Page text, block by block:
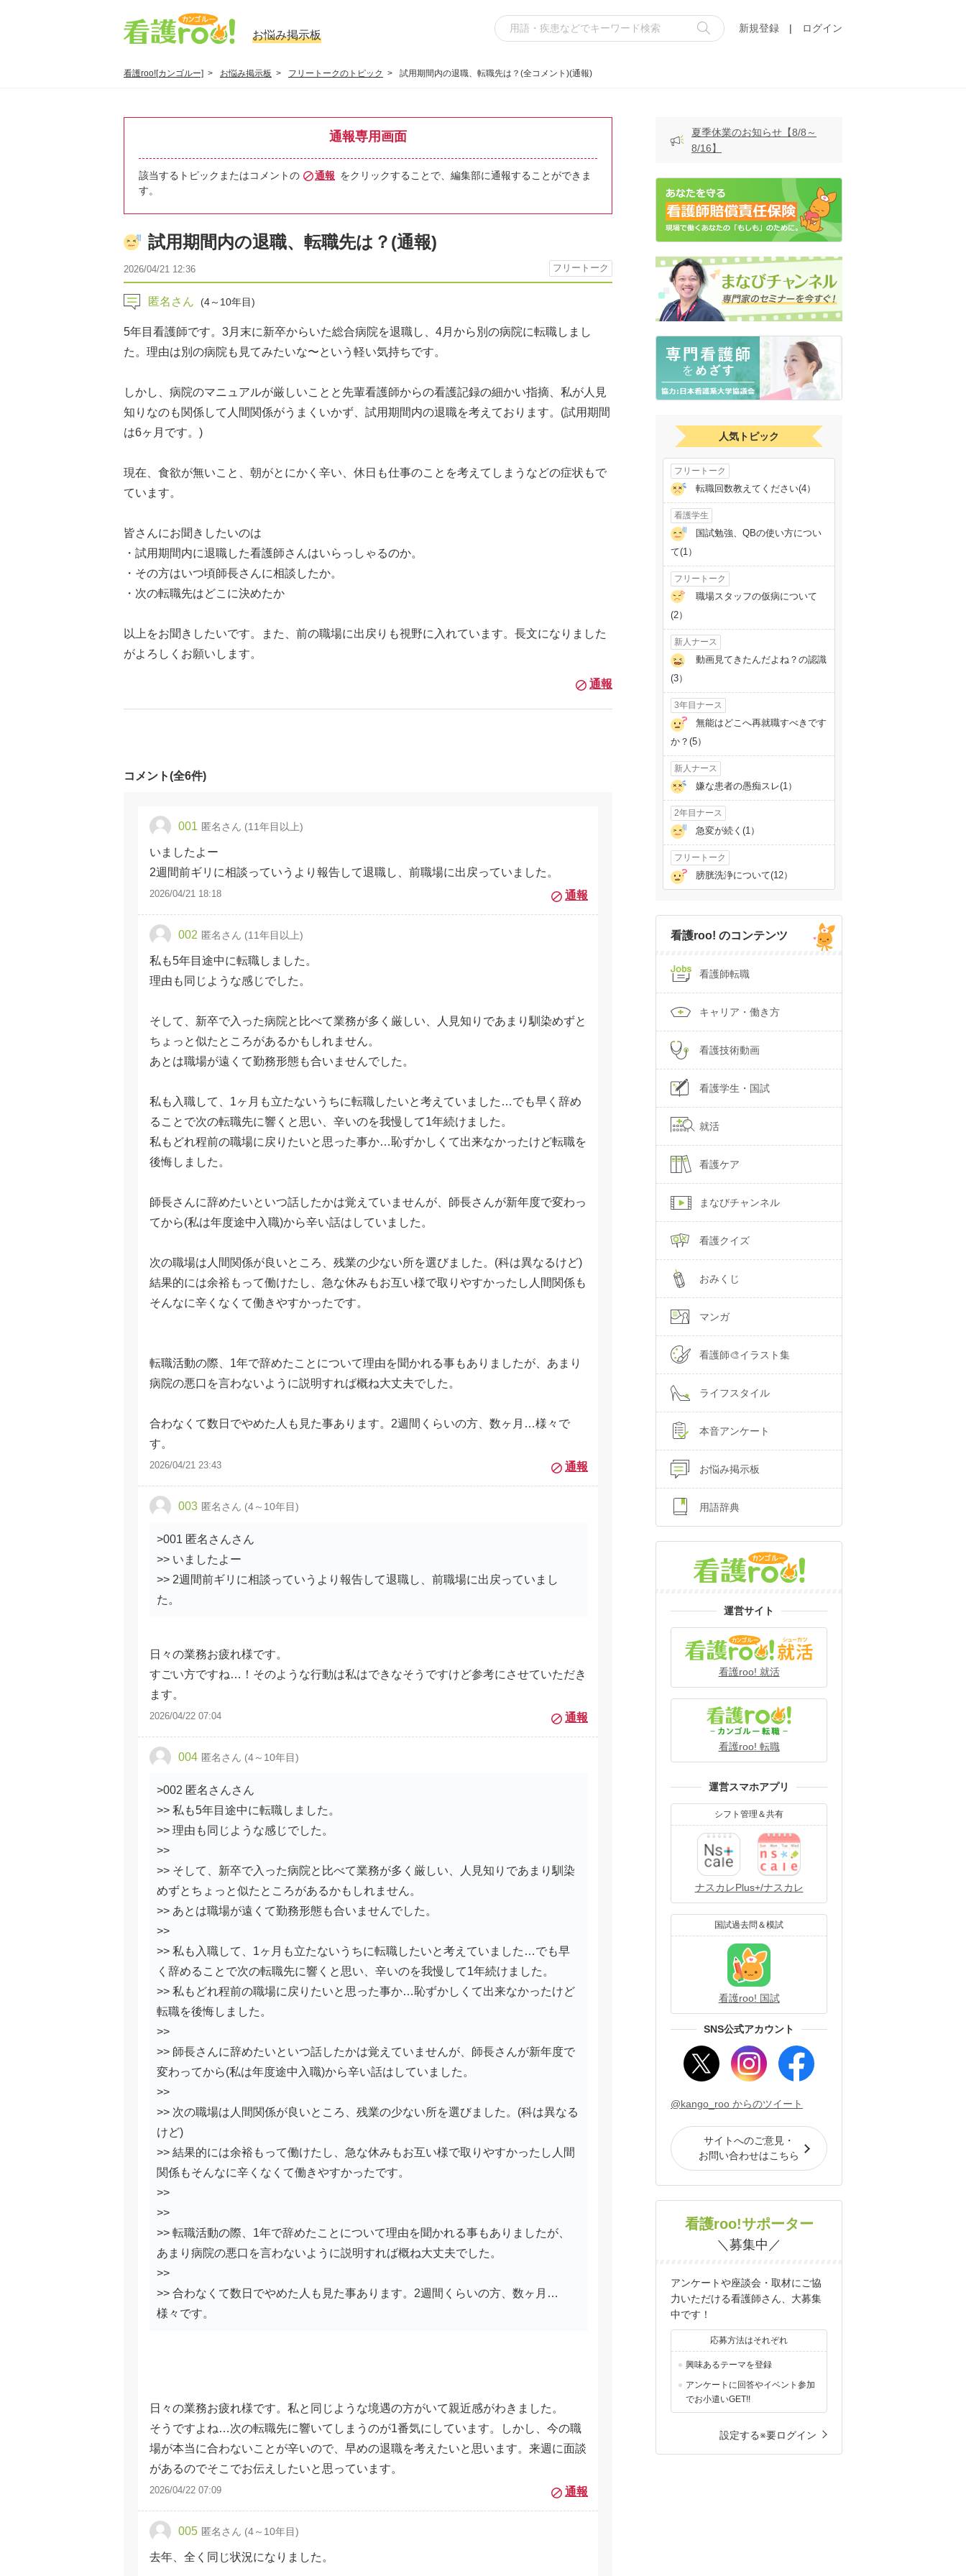
お悩み掲示板
新規登録 | ログイン
看護roo![カンゴルー] お悩み掲示板 フリートークのトピック 試用期間内の退職、転職先は？(全コメント)(通報)
通報専用画面
該当するトピックまたはコメントの 通報 をクリックすることで、編集部に通報することができま
す。
試用期間内の退職、転職先は？(通報)
2026/04/21 12:36 フリートーク
匿名さん (4～10年目)
5年目看護師です。3月末に新卒からいた総合病院を退職し、4月から別の病院に転職しまし
た。理由は別の病院も見てみたいな〜という軽い気持ちです。
しかし、病院のマニュアルが厳しいことと先輩看護師からの看護記録の細かい指摘、私が人見
知りなのも関係して人間関係がうまくいかず、試用期間内の退職を考えております。(試用期間
は6ヶ月です。)
現在、食欲が無いこと、朝がとにかく辛い、休日も仕事のことを考えてしまうなどの症状もで
ています。
皆さんにお聞きしたいのは
・試用期間内に退職した看護師さんはいらっしゃるのか。
・その方はいつ頃師長さんに相談したか。
・次の転職先はどこに決めたか
以上をお聞きしたいです。また、前の職場に出戻りも視野に入れています。長文になりました
がよろしくお願いします。
通報
コメント(全6件)
001 匿名さん (11年目以上)
いましたよー
2週間前ギリに相談っていうより報告して退職し、前職場に出戻っていました。
2026/04/21 18:18 通報
002 匿名さん (11年目以上)
私も5年目途中に転職しました。
理由も同じような感じでした。
そして、新卒で入った病院と比べて業務が多く厳しい、人見知りであまり馴染めずと
ちょっと似たところがあるかもしれません。
あとは職場が遠くて勤務形態も合いませんでした。
私も入職して、1ヶ月も立たないうちに転職したいと考えていました…でも早く辞め
ることで次の転職先に響くと思い、辛いのを我慢して1年続けました。
私もどれ程前の職場に戻りたいと思った事か…恥ずかしくて出来なかったけど転職を
後悔しました。
師長さんに辞めたいといつ話したかは覚えていませんが、師長さんが新年度で変わっ
てから(私は年度途中入職)から辛い話はしていました。
次の職場は人間関係が良いところ、残業の少ない所を選びました。(科は異なるけど)
結果的には余裕もって働けたし、急な休みもお互い様で取りやすかったし人間関係も
そんなに辛くなくて働きやすかったです。
転職活動の際、1年で辞めたことについて理由を聞かれる事もありましたが、あまり
病院の悪口を言わないように説明すれば概ね大丈夫でした。
合わなくて数日でやめた人も見た事あります。2週間くらいの方、数ヶ月…様々で
す。
2026/04/21 23:43 通報
003 匿名さん (4～10年目)
>001 匿名さんさん
>> いましたよー
>> 2週間前ギリに相談っていうより報告して退職し、前職場に出戻っていまし
た。
日々の業務お疲れ様です。
すごい方ですね…！そのような行動は私はできなそうですけど参考にさせていただき
ます。
2026/04/22 07:04 通報
004 匿名さん (4～10年目)
>002 匿名さんさん
>> 私も5年目途中に転職しました。
>> 理由も同じような感じでした。
>>
>> そして、新卒で入った病院と比べて業務が多く厳しい、人見知りであまり馴染
めずとちょっと似たところがあるかもしれません。
>> あとは職場が遠くて勤務形態も合いませんでした。
>>
>> 私も入職して、1ヶ月も立たないうちに転職したいと考えていました…でも早
く辞めることで次の転職先に響くと思い、辛いのを我慢して1年続けました。
>> 私もどれ程前の職場に戻りたいと思った事か…恥ずかしくて出来なかったけど
転職を後悔しました。
>>
>> 師長さんに辞めたいといつ話したかは覚えていませんが、師長さんが新年度で
変わってから(私は年度途中入職)から辛い話はしていました。
>>
>> 次の職場は人間関係が良いところ、残業の少ない所を選びました。(科は異なる
けど)
>> 結果的には余裕もって働けたし、急な休みもお互い様で取りやすかったし人間
関係もそんなに辛くなくて働きやすかったです。
>>
>>
>> 転職活動の際、1年で辞めたことについて理由を聞かれる事もありましたが、
あまり病院の悪口を言わないように説明すれば概ね大丈夫でした。
>>
>> 合わなくて数日でやめた人も見た事あります。2週間くらいの方、数ヶ月…
様々です。
日々の業務お疲れ様です。私と同じような境遇の方がいて親近感がわきました。
そうですよね…次の転職先に響いてしまうのが1番気にしています。しかし、今の職
場が本当に合わないことが辛いので、早めの退職を考えたいと思います。来週に面談
があるのでそこでお伝えしたいと思っています。
2026/04/22 07:09 通報
005 匿名さん (4～10年目)
去年、全く同じ状況になりました。
夏季休業のお知らせ【8/8～
8/16】
人気トピック
フリートーク
転職回数教えてください(4）
看護学生
国試勉強、QBの使い方につい
て(1）
フリートーク
職場スタッフの仮病について
(2）
新人ナース
動画見てきたんだよね？の認識
(3）
3年目ナース
無能はどこへ再就職すべきです
か？(5）
新人ナース
嫌な患者の愚痴スレ(1）
2年目ナース
急変が続く(1）
フリートーク
膀胱洗浄について(12）
看護roo! のコンテンツ
看護師転職
キャリア・働き方
看護技術動画
看護学生・国試
就活
看護ケア
まなびチャンネル
看護クイズ
おみくじ
マンガ
看護師🎨イラスト集
ライフスタイル
本音アンケート
お悩み掲示板
用語辞典
運営サイト
看護roo! 就活
看護roo! 転職
運営スマホアプリ
シフト管理＆共有
ナスカレPlus+/ナスカレ
国試過去問＆模試
看護roo! 国試
SNS公式アカウント
@kango_roo からのツイート
サイトへのご意見・
お問い合わせはこちら
看護roo!サポーター
＼募集中／
アンケートや座談会・取材にご協
力いただける看護師さん、大募集
中です！
応募方法はそれぞれ
興味あるテーマを登録
アンケートに回答やイベント参加
でお小遣いGET!!
設定する※要ログイン